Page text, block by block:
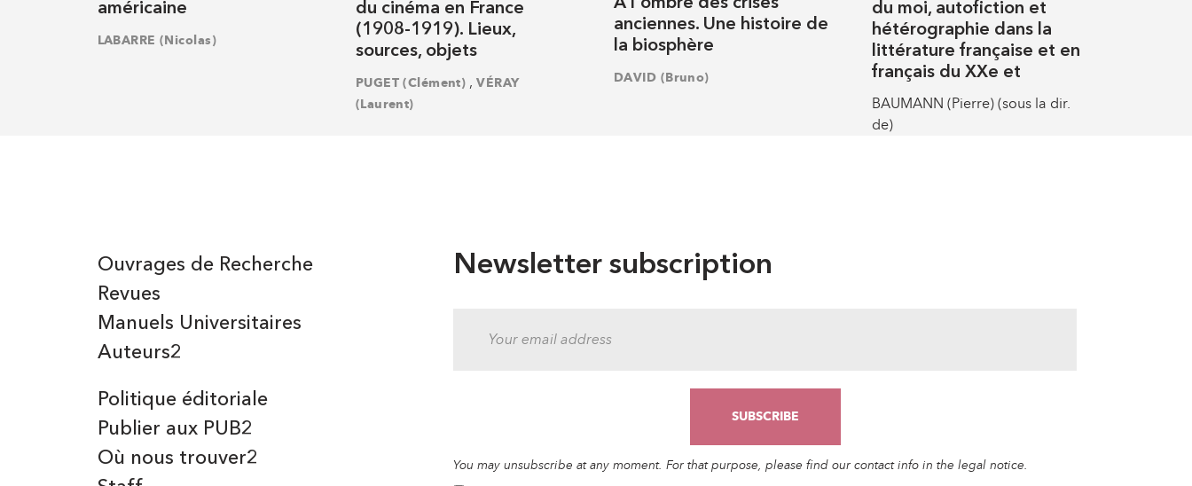
américaine
LABARRE (Nicolas)
du cinéma en France
(1908-1919). Lieux,
sources, objets
PUGET (Clément) ,VÉRAY
(Laurent)
anciennes. Une histoire de
la biosphère
DAVID (Bruno)
du moi, autofiction et
hétérographie dans la
littérature française et en
français du XXe et
BAUMANN (Pierre) (sous la dir.
de)
Newsletter subscription
You may unsubscribe at any moment. For that purpose, please find our contact info in the legal notice.
Auteurs2
Manuels Universitaires
Ouvrages de Recherche
Revues
Politique éditoriale
Publier aux PUB2
Où nous trouver2